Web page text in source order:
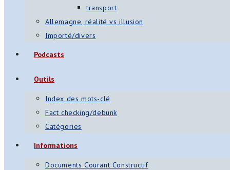
transport
Allemagne, réalité vs illusion
Importé/divers
Podcasts
Outils
Index des mots-clé
Fact checking/debunk
Catégories
Informations
Documents Courant Constructif